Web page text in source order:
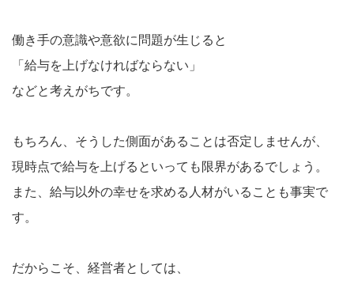
働き手の意識や意欲に問題が生じると
「給与を上げなければならない」
などと考えがちです。
もちろん、そうした側面があることは否定しませんが、
現時点で給与を上げるといっても限界があるでしょう。
また、給与以外の幸せを求める人材がいることも事実で
す。
だからこそ、経営者としては、